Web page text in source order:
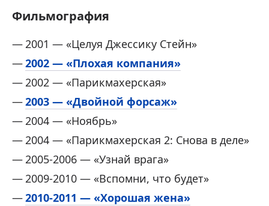
Фильмография
2001 — «Целуя Джессику Стейн»
2002 — «Плохая компания»
2002 — «Парикмахерская»
2003 — «Двойной форсаж»
2004 — «Ноябрь»
2004 — «Парикмахерская 2: Снова в деле»
2005-2006 — «Узнай врага»
2009-2010 — «Вспомни, что будет»
2010-2011 — «Хорошая жена»